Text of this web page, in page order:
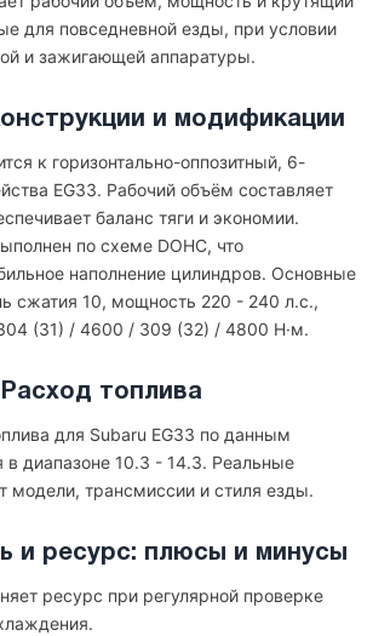
для повседневной езды, при условии
и зажигающей аппаратуры.
и модификации
к горизонтально-оппозитный, 6-
EG33. Рабочий объём составляет
баланс тяги и экономии.
по схеме DOHC, что
наполнение цилиндров. Основные
сжатия 10, мощность 220 - 240 л.с.,
(31) / 4600 / 309 (32) / 4800 Н·м.
Расход топлива
для Subaru EG33 по данным
в диапазоне 10.3 - 14.3. Реальные
модели, трансмиссии и стиля езды.
и ресурс: плюсы и минусы
ресурс при регулярной проверке